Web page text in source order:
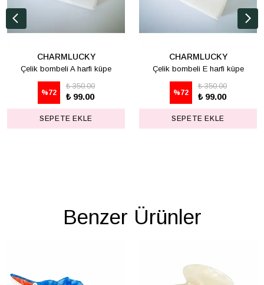
CHARMLUCKY
Çelik bombeli A harfi küpe
%72
₺ 350.00
₺ 99.00
SEPETE EKLE
CHARMLUCKY
Çelik bombeli E harfi küpe
%72
₺ 350.00
₺ 99.00
SEPETE EKLE
Benzer Ürünler